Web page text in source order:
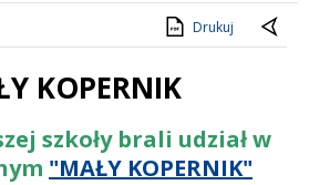
Drukuj
KOPERNIK
szkoły brali udział w
"MAŁY KOPERNIK"